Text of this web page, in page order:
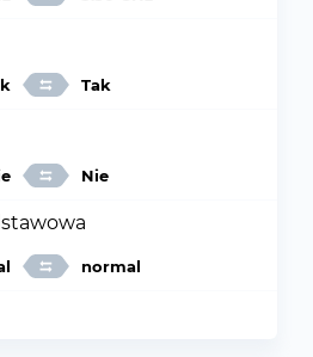
Tak
Nie
normal